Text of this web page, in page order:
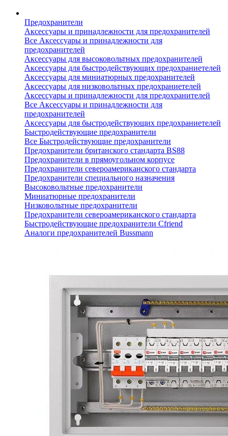
Предохранители
Аксессуары и принадлежности для предохранителей
Все Аксессуары и принадлежности для
предохранителей
Аксессуары для высоковольтных предохранителей
Аксессуары для быстродействующих предохраниетелей
Аксессуары для миниатюрных предохранителей
Аксессуары для низковольтных предохраниетелей
Аксессуары и принадлежности для предохранителей
Все Аксессуары и принадлежности для
предохранителей
Аксессуары для быстродействующих предохраниетелей
Быстродействующие предохранители
Все Быстродействующие предохранители
Предохранители британского стандарта BS88
Предохранители в прямоугольном корпусе
Предохранители североамериканского стандарта
Предохранители специального назначения
Высоковольтные предохранители
Миниатюрные предохранители
Низковольтные предохранители
Предохранители североамериканского стандарта
Быстродействующие предохранители Cfriend
Аналоги предохранителей Bussmann